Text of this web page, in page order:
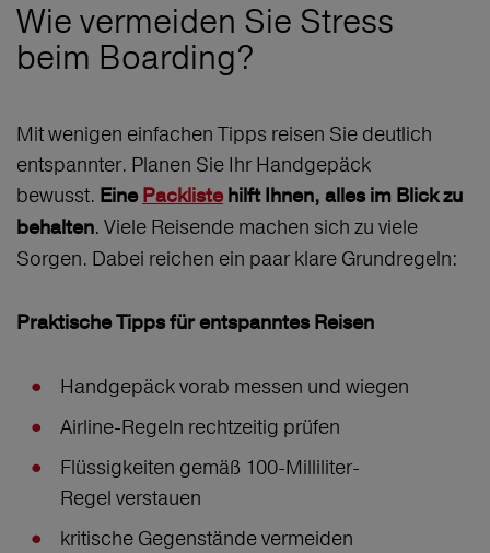
Wie vermeiden Sie Stress
beim Boarding?
Mit wenigen einfachen Tipps reisen Sie deutlich
entspannter. Planen Sie Ihr Handgepäck
bewusst. EinePacklistehilft Ihnen, alles im Blick zu
behalten. Viele Reisende machen sich zu viele
Sorgen. Dabei reichen ein paar klare Grundregeln:
Praktische Tipps für entspanntes Reisen
Handgepäck vorab messen und wiegen
Airline-Regeln rechtzeitig prüfen
Flüssigkeiten gemäß 100-Milliliter-
Regel verstauen
kritische Gegenstände vermeiden